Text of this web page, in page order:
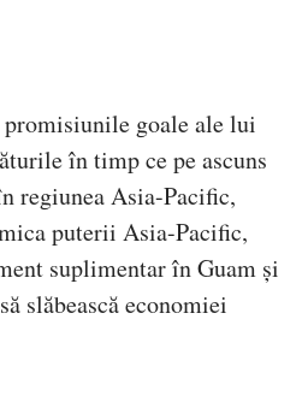
goale ale lui
în timp ce pe ascuns
regiunea Asia-Pacific,
puterii Asia-Pacific,
suplimentar în Guam și
slăbească economiei